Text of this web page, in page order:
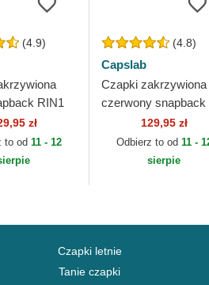
(4.9)
RIN1
Looney
zł
to od 11 - 12
(4.8)
Capslab
Czapki zakrzywiona
czerwony snapback
BUG1 Królik Bugs
Looney Tunes
129,95 zł
Odbierz to od 11 -
sierpie
Czapki letnie
Tanie czapki